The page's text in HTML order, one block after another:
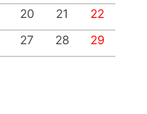
20 21
22
27 28 29